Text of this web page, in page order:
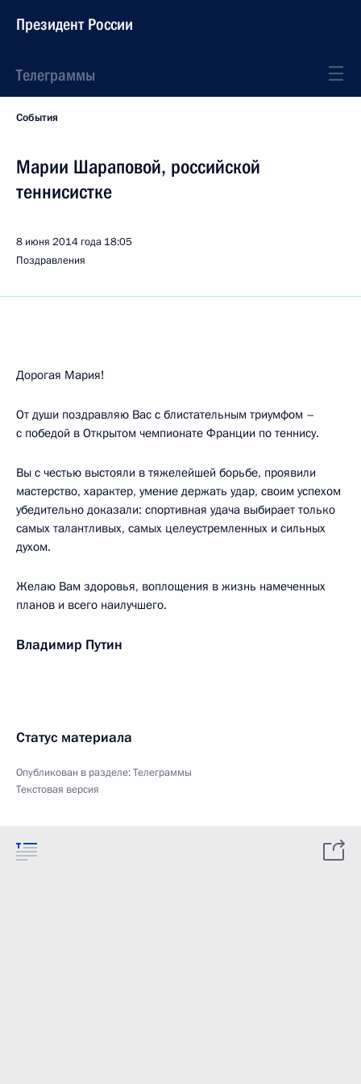
Президент России
Телеграммы
События
Марии Шараповой, российской
теннисистке
8 июня 2014 года 18:05
Поздравления
Дорогая Мария!
От души поздравляю Вас с блистательным триумфом –
с победой в Открытом чемпионате Франции по теннису.
Вы с честью выстояли в тяжелейшей борьбе, проявили
мастерство, характер, умение держать удар, своим успехом
убедительно доказали: спортивная удача выбирает только
самых талантливых, самых целеустремленных и сильных
духом.
Желаю Вам здоровья, воплощения в жизнь намеченных
планов и всего наилучшего.
Владимир Путин
Статус материала
Опубликован в разделе:Телеграммы
Текстовая версия